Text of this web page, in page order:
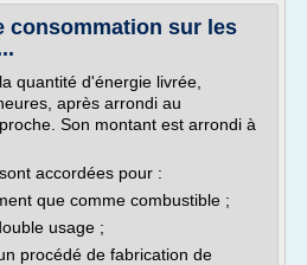
consommation sur les
quantité d'énergie livrée,
après arrondi au
Son montant est arrondi à
accordées pour :
que comme combustible ;
usage ;
procédé de fabrication de